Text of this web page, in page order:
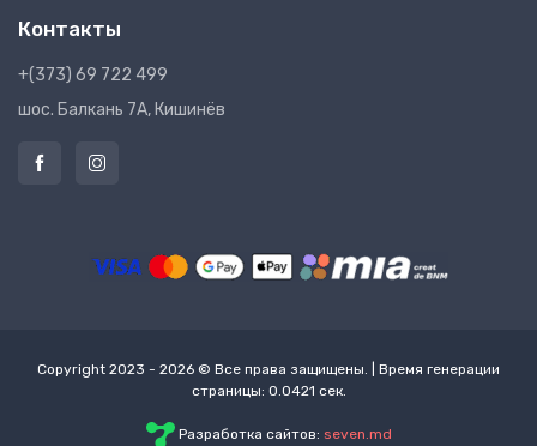
Контакты
+(373) 69 722 499
шос. Балкань 7A, Кишинёв
Copyright 2023 - 2026 © Все права защищены. | Время генерации
страницы: 0.0421 сек.
Разработка сайтов: seven.md